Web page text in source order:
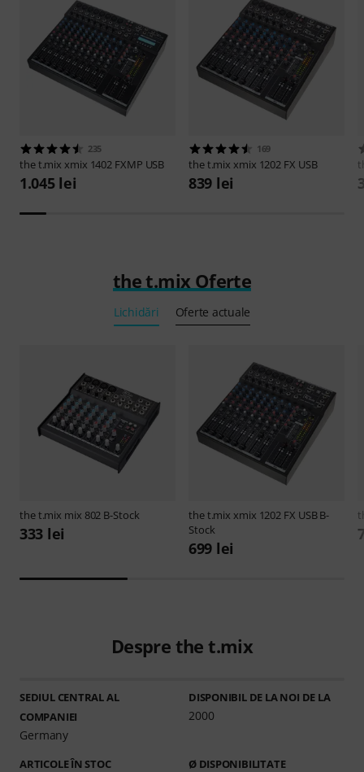
235
the t.mixxmix 1402 FXMP USB
1.045 lei
169
the t.mixxmix 1202 FX USB
839 lei
the t.mix Oferte
Lichidări Oferte actuale
the t.mix mix 802 B-Stock
333 lei
the t.mixxmix 1202 FX USB B-
Stock
699 lei
Despre the t.mix
SEDIUL CENTRAL AL
COMPANIEI
Germany
DISPONIBIL DE LA NOI DE LA
2000
ARTICOLE ÎN STOC Ø DISPONIBILITATE